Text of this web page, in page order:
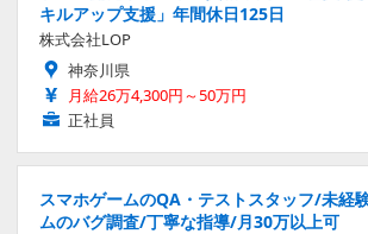
キルアップ支援」年間休日125日
株式会社LOP
神奈川県
月給26万4,300円～50万円
正社員
スマホゲームのQA・テストスタッフ/未経
ムのバグ調査/丁寧な指導/月30万以上可